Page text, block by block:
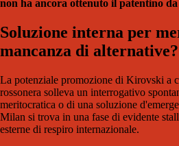
non ha ancora ottenuto il patentino
Soluzione interna per
mancanza di alternative?
La potenziale promozione di Kirovski a
rossonera solleva un interrogativo
meritocratica o di una soluzione
Milan si trova in una fase di evidente
esterne di respiro internazionale.